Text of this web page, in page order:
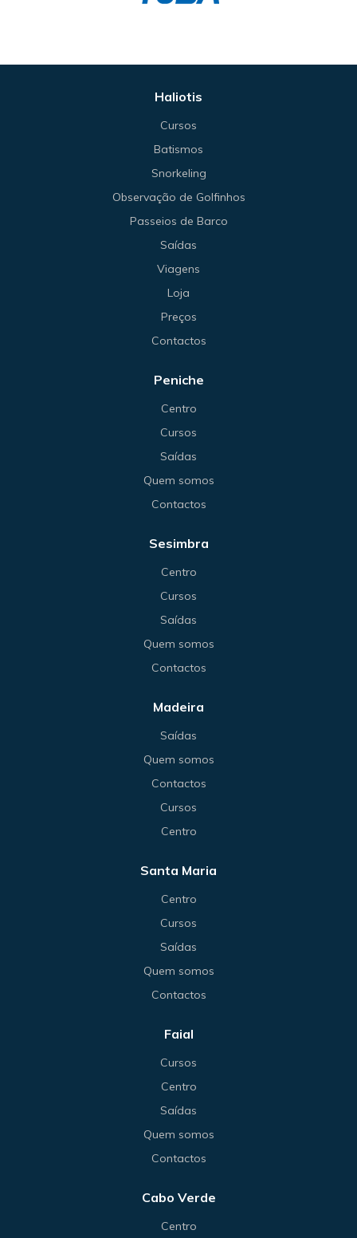
Haliotis
Cursos
Batismos
Snorkeling
Observação de Golfinhos
Passeios de Barco
Saídas
Viagens
Loja
Preços
Contactos
Peniche
Centro
Cursos
Saídas
Quem somos
Contactos
Sesimbra
Centro
Cursos
Saídas
Quem somos
Contactos
Madeira
Saídas
Quem somos
Contactos
Cursos
Centro
Santa Maria
Centro
Cursos
Saídas
Quem somos
Contactos
Faial
Cursos
Centro
Saídas
Quem somos
Contactos
Cabo Verde
Centro